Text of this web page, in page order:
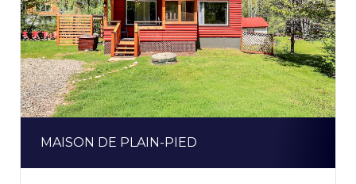
MAISON DE PLAIN-PIED